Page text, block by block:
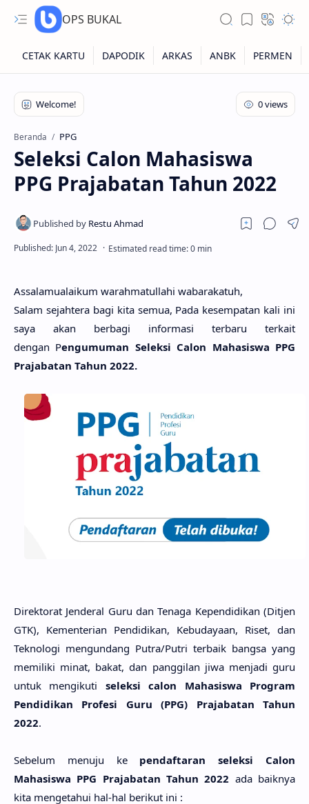
OPS BUKAL
Kartu NUPTK
Kartu NRG
Kartu NISN
Kartu NISN Foto
Kartu NISN Massal
Beranda PPG
Seleksi Calon Mahasiswa
PPG Prajabatan Tahun 2022
Assalamualaikum warahmatullahi wabarakatuh,
Salam sejahtera bagi kita semua, Pada kesempatan kali ini
saya akan berbagi informasi terbaru terkait
dengan Pengumuman Seleksi Calon Mahasiswa PPG
Prajabatan Tahun 2022.
Direktorat Jenderal Guru dan Tenaga Kependidikan (Ditjen
GTK), Kementerian Pendidikan, Kebudayaan, Riset, dan
Teknologi mengundang Putra/Putri terbaik bangsa yang
memiliki minat, bakat, dan panggilan jiwa menjadi guru
untuk mengikuti seleksi calon Mahasiswa Program
Pendidikan Profesi Guru (PPG) Prajabatan Tahun
2022.
Sebelum menuju ke pendaftaran seleksi Calon
Mahasiswa PPG Prajabatan Tahun 2022 ada baiknya
kita mengetahui hal-hal berikut ini :